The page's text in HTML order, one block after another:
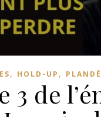
, HOLD-UP ,
3 de